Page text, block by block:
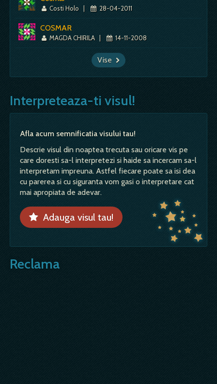
Costi Holo | 28-04-2011
COSMAR
MAGDA CHIRILA | 14-11-2008
Vise
Interpreteaza-ti visul!
Afla acum semnificatia visului tau!
Descrie visul din noaptea trecuta sau oricare vis pe
care doresti sa-l interpretezi si haide sa incercam sa-l
interpretam impreuna. Astfel fiecare poate sa isi dea
cu parerea si cu siguranta vom gasi o interpretare cat
mai apropiata de adevar.
Adauga visul tau!
Reclama